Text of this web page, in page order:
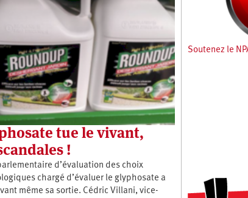
Cinéma
Expositions
Livres
Musique
tue le vivant,
!
d’évaluation des choix
chargé d’évaluer le glyphosate a
même sa sortie. Cédric Villani, vice-
Soutenez le